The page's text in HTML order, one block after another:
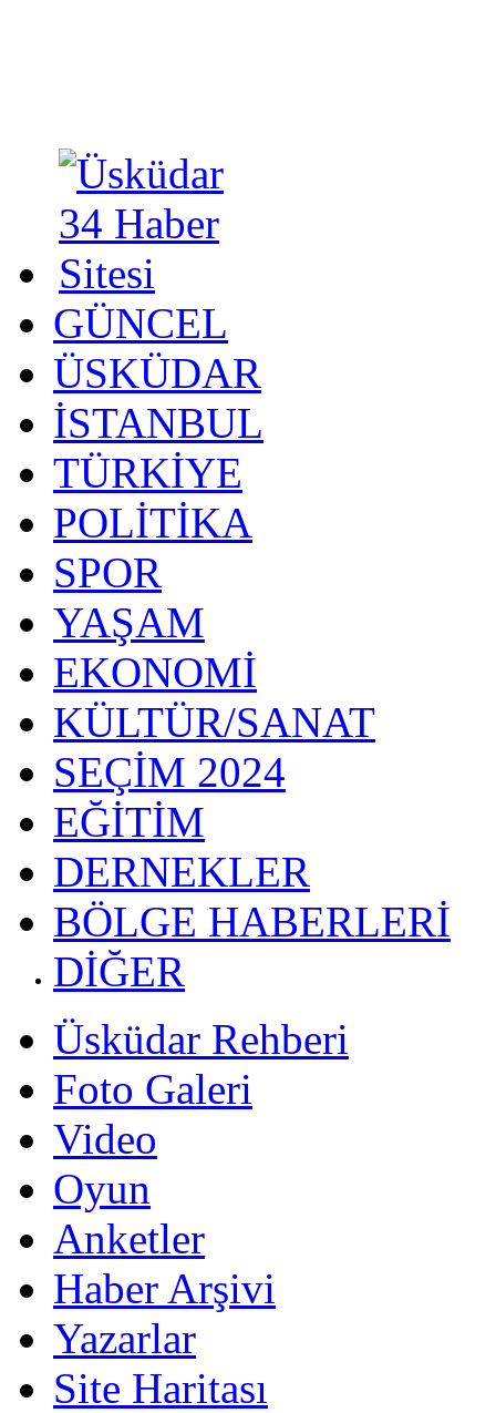
GÜNCEL
ÜSKÜDAR
İSTANBUL
TÜRKİYE
POLİTİKA
SPOR
YAŞAM
EKONOMİ
KÜLTÜR/SANAT
SEÇİM 2024
EĞİTİM
DERNEKLER
BÖLGE HABERLERİ
DİĞER
Üsküdar Rehberi
Foto Galeri
Video
Oyun
Anketler
Haber Arşivi
Yazarlar
Site Haritası